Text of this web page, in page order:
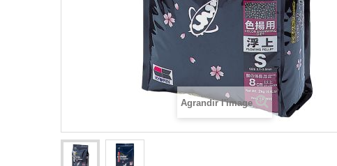
Agrandir l'image